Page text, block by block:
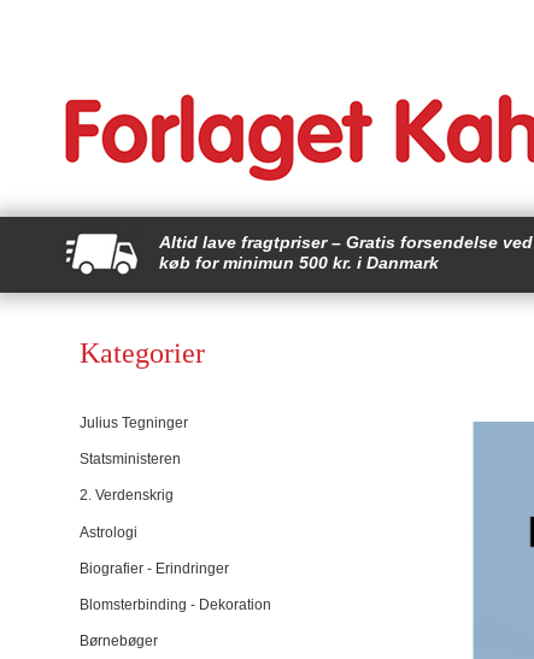
Altid lave fragtpriser – Gratis forsendelse ved
køb for minimun 500 kr. i Danmark
Kategorier
Julius Tegninger
Statsministeren
2. Verdenskrig
Astrologi
Biografier - Erindringer
Blomsterbinding - Dekoration
Børnebøger